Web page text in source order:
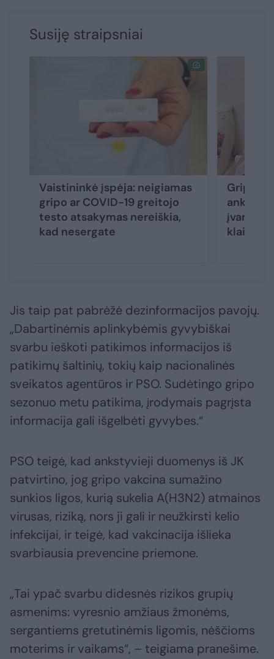
Susiję straipsniai
Vaistininkė įspėja: neigiamas
gripo ar COVID-19 greitojo
testo atsakymas nereiškia,
kad nesergate
Gripas
anksti:
įvardijo
klaidą
Jis taip pat pabrėžė dezinformacijos pavojų.
„Dabartinėmis aplinkybėmis gyvybiškai
svarbu ieškoti patikimos informacijos iš
patikimų šaltinių, tokių kaip nacionalinės
sveikatos agentūros ir PSO. Sudėtingo gripo
sezonuo metu patikima, įrodymais pagrįsta
informacija gali išgelbėti gyvybes.“
PSO teigė, kad ankstyvieji duomenys iš JK
patvirtino, jog gripo vakcina sumažino
sunkios ligos, kurią sukelia A(H3N2) atmainos
virusas, riziką, nors ji gali ir neužkirsti kelio
infekcijai, ir teigė, kad vakcinacija išlieka
svarbiausia prevencine priemone.
„Tai ypač svarbu didesnės rizikos grupių
asmenims: vyresnio amžiaus žmonėms,
sergantiems gretutinėmis ligomis, nėščioms
moterims ir vaikams“, – teigiama pranešime.